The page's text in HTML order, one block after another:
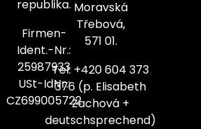
republika.
Firmen-
Ident.-Nr.:
25987933
USt-IdNr.:
CZ699005722
Moravská
Třebová,
571 01.
Tel: +420 604 373
376 (p. Elisabeth
Zachová +
deutschsprechend)